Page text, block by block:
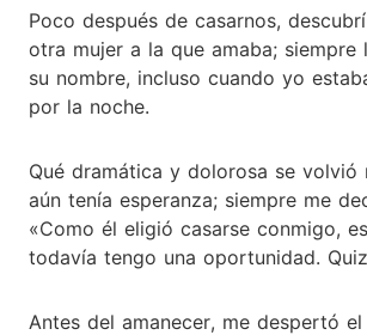
Poco después de casarnos,
otra mujer a la que amaba; siempre
su nombre, incluso cuando yo
por la noche.
Qué dramática y dolorosa se volvió
aún tenía esperanza; siempre me
«Como él eligió casarse conmigo,
todavía tengo una oportunidad.
Antes del amanecer, me despertó